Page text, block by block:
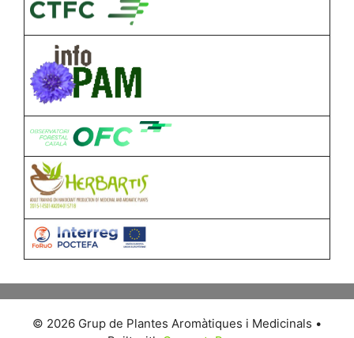
© 2026 Grup de Plantes Aromàtiques i Medicinals •